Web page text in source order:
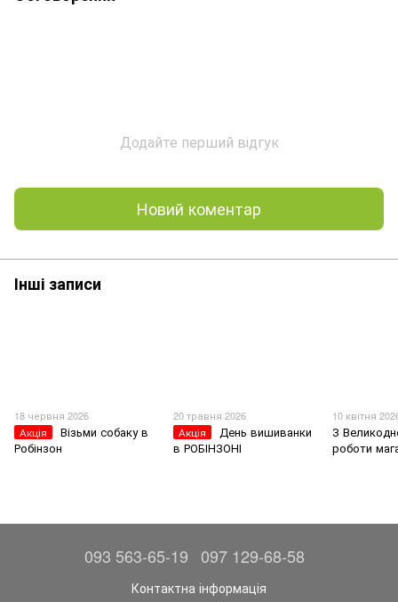
Додайте перший відгук
Новий коментар
Інші записи
18 червня 2026
Акція
Візьми собаку в
Робінзон
20 травня 2026
Акція
День вишиванки
в РОБІНЗОНІ
10 квітня
З
роботи
093 563-65-19 097 129-68-58
Контактна інформація